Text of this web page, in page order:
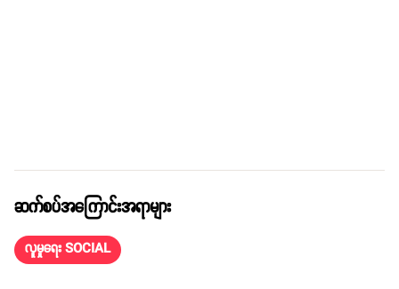
ဆက်စပ်အကြောင်းအရာများ
လူမှုရေး SOCIAL